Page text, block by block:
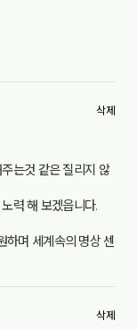
삭제
는것 같은 질리지 않
력 해 보겠읍니다.
하며 세계속의 명상 센
삭제